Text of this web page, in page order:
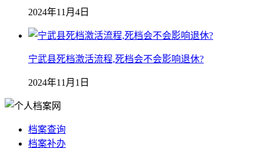
2024年11月4日
宁武县死档激活流程,死档会不会影响退休?
2024年11月1日
档案查询
档案补办